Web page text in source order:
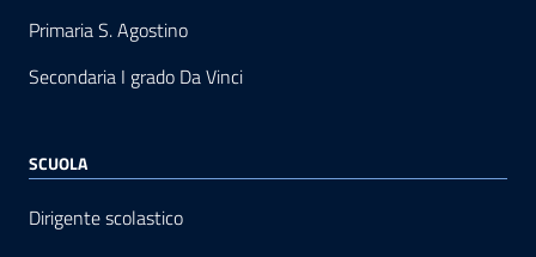
Primaria S. Agostino
Secondaria I grado Da Vinci
SCUOLA
Dirigente scolastico